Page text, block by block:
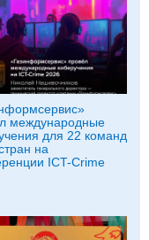
международные
для 22 команд
на
ICT-Crime